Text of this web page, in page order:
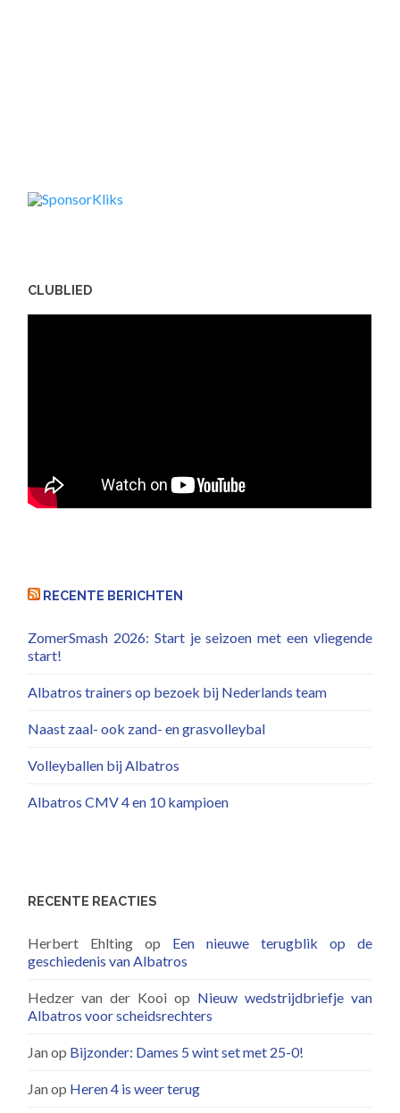
CLUBLIED
RECENTE BERICHTEN
ZomerSmash 2026: Start je seizoen met een vliegende
start!
Albatros trainers op bezoek bij Nederlands team
Naast zaal- ook zand- en grasvolleybal
Volleyballen bij Albatros
Albatros CMV 4 en 10 kampioen
RECENTE REACTIES
Herbert Ehlting op Een nieuwe terugblik op de
geschiedenis van Albatros
Hedzer van der Kooi op Nieuw wedstrijdbriefje van
Albatros voor scheidsrechters
Janop Bijzonder: Dames 5 wint set met 25-0!
Janop Heren 4 is weer terug